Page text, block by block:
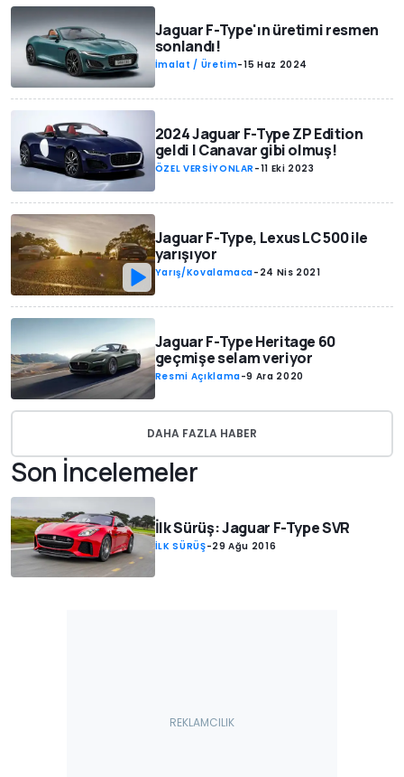
Jaguar F-Type'ın üretimi resmen
sonlandı!
İmalat / Üretim-15 Haz 2024
2024 Jaguar F-Type ZP Edition
geldi | Canavar gibi olmuş!
ÖZEL VERSİYONLAR -11 Eki 2023
Jaguar F-Type, Lexus LC 500 ile
yarışıyor
Yarış/Kovalamaca- 24 Nis 2021
Jaguar F-Type Heritage 60
geçmişe selam veriyor
Resmi Açıklama-9 Ara 2020
DAHA FAZLA HABER
Son İncelemeler
İlk Sürüş: Jaguar F-Type SVR
İLK SÜRÜŞ-29 Ağu 2016